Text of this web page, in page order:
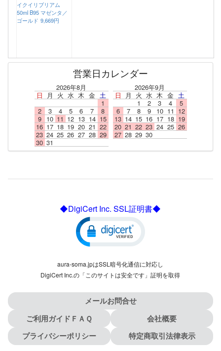
イクイリブリアム
50ml B95 マゼンタ／
ゴールド 9,669円
営業日カレンダー
2026年8月
日
月 火 水 木 金 土
1
2
3 4 5 6 7
8
9
10 11 12 13 14 15
16 17 18 19 20 21 22
23 24 25 26 27 28 29
30 31
2026年9月
日
月 火 水 木 金 土
1
2 3 4
5
6
7 8 9 10 11 12
13 14 15 16 17 18 19
20 21 22 23 24 25 26
27 28 29 30
◆DigiCert Inc. SSL証明書◆
aura-soma.jpはSSL暗号化通信に対応し
DigiCert Inc.の「このサイトは安全です」証明を取得
メールお問合せ
ご利用ガイドＦＡＱ
会社概要
プライバシーポリシー
特定商取引法律表示